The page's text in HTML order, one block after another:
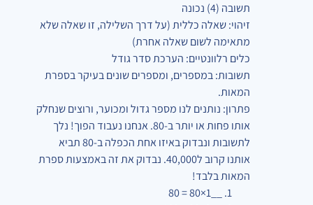
תשובה (4) נכונה
זיהוי: שאלה כללית (על דרך השלילה, זו שאלה שלא
מתאימה לשום שאלה אחרת)
כלים רלוונטיים: הערכת סדר גודל
תשובות: במספרים, ומספרים שונים בעיקר בספרת
המאות.
פתרון: נותנים לנו מספר גדול ומכוער, ורוצים שנחלק
אותו פחות או יותר ב-80. אנחנו נעבוד הפוך! נלך
לתשובות ונבדוק באיזו אחתהכפלה
ב-80 תביא
אותנו קרוב ל40,000. נבדוק את זה באמצעות ספרת
המאות בלבד!